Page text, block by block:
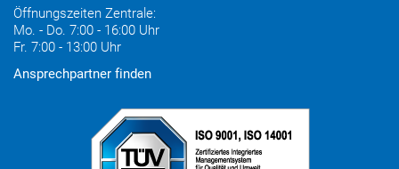
Öffnungszeiten Zentrale:
Mo. - Do. 7:00 - 16:00 Uhr
Fr. 7:00 - 13:00 Uhr
Ansprechpartner finden